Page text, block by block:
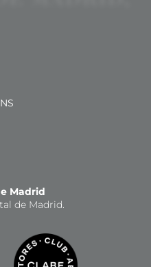
Madrid
de Madrid.